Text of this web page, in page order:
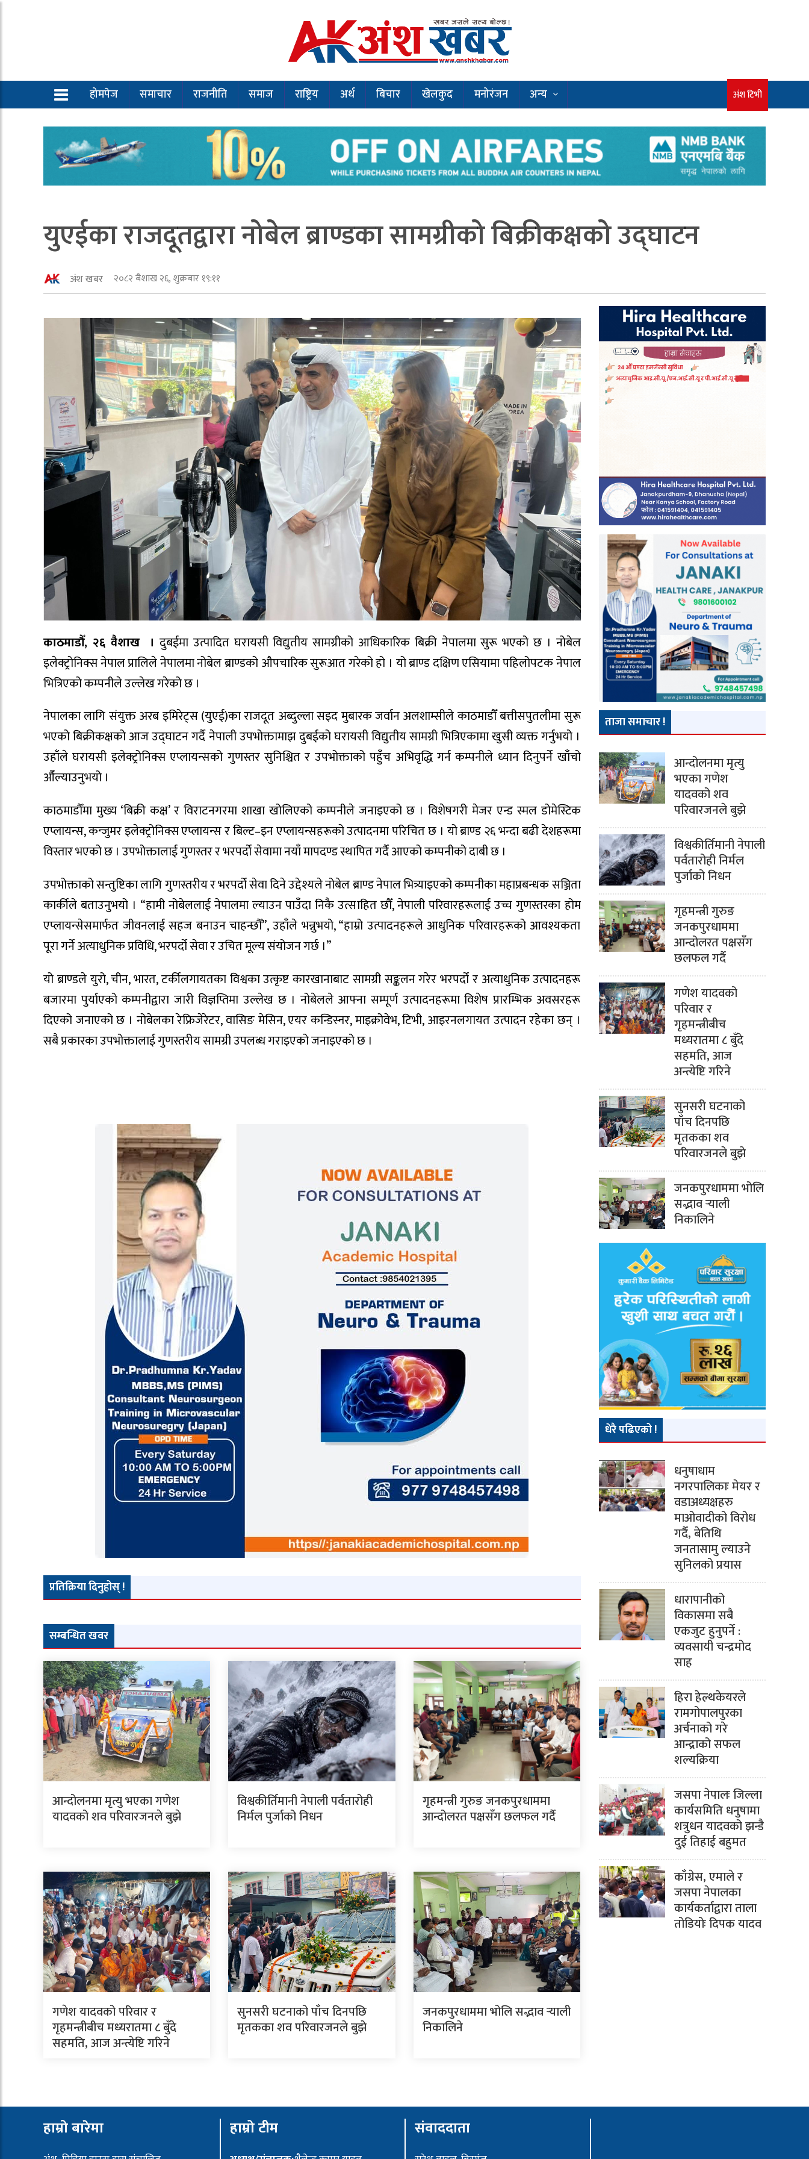
होमपेज समाचार राजनीति समाज राष्ट्रिय अर्थ बिचार खेलकुद मनोरंजन अन्य अंश टिभी
युएईका राजदूतद्वारा नोबेल ब्राण्डका सामग्रीको बिक्रीकक्षको उद्घाटन
अंश खबर २०८२ बैशाख २६, शुक्रबार १९:११
काठमाडौँ, २६ वैशाख । दुबईमा उत्पादित घरायसी विद्युतीय सामग्रीको आधिकारिक बिक्री नेपालमा सुरू भएको छ । नोबेल
इलेक्ट्रोनिक्स नेपाल प्रालिले नेपालमा नोबेल ब्राण्डको औपचारिक सुरूआत गरेको हो । यो ब्राण्ड दक्षिण एसियामा पहिलोपटक नेपाल
भित्रिएको कम्पनीले उल्लेख गरेको छ ।
नेपालका लागि संयुक्त अरब इमिरेट्स (युएई)का राजदूत अब्दुल्ला सइद मुबारक जर्वान अलशाम्सीले काठमाडौँ बत्तीसपुतलीमा सुरू
भएको बिक्रीकक्षको आज उद्घाटन गर्दै नेपाली उपभोक्तामाझ दुबईको घरायसी विद्युतीय सामग्री भित्रिएकामा खुसी व्यक्त गर्नुभयो ।
उहाँले घरायसी इलेक्ट्रोनिक्स एप्लायन्सको गुणस्तर सुनिश्चित र उपभोक्ताको पहुँच अभिवृद्धि गर्न कम्पनीले ध्यान दिनुपर्ने खाँचो
औँल्याउनुभयो ।
काठमाडौँमा मुख्य ‘बिक्री कक्ष’ र विराटनगरमा शाखा खोलिएको कम्पनीले जनाइएको छ । विशेषगरी मेजर एन्ड स्मल डोमेस्टिक
एप्लायन्स, कन्जुमर इलेक्ट्रोनिक्स एप्लायन्स र बिल्ट–इन एप्लायन्सहरूको उत्पादनमा परिचित छ । यो ब्राण्ड २६ भन्दा बढी देशहरूमा
विस्तार भएको छ । उपभोक्तालाई गुणस्तर र भरपर्दो सेवामा नयाँ मापदण्ड स्थापित गर्दै आएको कम्पनीको दाबी छ ।
उपभोक्ताको सन्तुष्टिका लागि गुणस्तरीय र भरपर्दो सेवा दिने उद्देश्यले नोबेल ब्राण्ड नेपाल भित्र्याइएको कम्पनीका महाप्रबन्धक सञ्जिता
कार्कीले बताउनुभयो । “हामी नोबेललाई नेपालमा ल्याउन पाउँदा निकै उत्साहित छौँ, नेपाली परिवारहरूलाई उच्च गुणस्तरका होम
एप्लायन्सेसमार्फत जीवनलाई सहज बनाउन चाहन्छौँ”, उहाँले भन्नुभयो, “हाम्रो उत्पादनहरूले आधुनिक परिवारहरूको आवश्यकता
पूरा गर्ने अत्याधुनिक प्रविधि, भरपर्दो सेवा र उचित मूल्य संयोजन गर्छ ।”
यो ब्राण्डले युरो, चीन, भारत, टर्कीलगायतका विश्वका उत्कृष्ट कारखानाबाट सामग्री सङ्कलन गरेर भरपर्दो र अत्याधुनिक उत्पादनहरू
बजारमा पुर्याएको कम्पनीद्वारा जारी विज्ञप्तिमा उल्लेख छ । नोबेलले आफ्ना सम्पूर्ण उत्पादनहरूमा विशेष प्रारम्भिक अवसरहरू
दिएको जनाएको छ । नोबेलका रेफ्रिजेरेटर, वासिङ मेसिन, एयर कन्डिस्नर, माइक्रोवेभ, टिभी, आइरनलगायत उत्पादन रहेका छन् ।
सबै प्रकारका उपभोक्तालाई गुणस्तरीय सामग्री उपलब्ध गराइएको जनाइएको छ ।
प्रतिक्रिया दिनुहोस् !
सम्बन्धित खवर
आन्दोलनमा मृत्यु भएका गणेश
यादवको शव परिवारजनले बुझे
विश्वकीर्तिमानी नेपाली पर्वतारोही
निर्मल पुर्जाको निधन
गृहमन्त्री गुरुङ जनकपुरधाममा
आन्दोलरत पक्षसँग छलफल गर्दै
गणेश यादवको परिवार र
गृहमन्त्रीबीच मध्यरातमा ८ बुँदे
सहमति, आज अन्त्येष्टि गरिने
सुनसरी घटनाको पाँच दिनपछि
मृतकका शव परिवारजनले बुझे
जनकपुरधाममा भोलि सद्भाव र्‍याली
निकालिने
ताजा समाचार !
आन्दोलनमा मृत्यु
भएका गणेश
यादवको शव
परिवारजनले बुझे
विश्वकीर्तिमानी नेपाली
पर्वतारोही निर्मल
पुर्जाको निधन
गृहमन्त्री गुरुङ
जनकपुरधाममा
आन्दोलरत पक्षसँग
छलफल गर्दै
गणेश यादवको
परिवार र
गृहमन्त्रीबीच
मध्यरातमा ८ बुँदे
सहमति, आज
अन्त्येष्टि गरिने
सुनसरी घटनाको
पाँच दिनपछि
मृतकका शव
परिवारजनले बुझे
जनकपुरधाममा भोलि
सद्भाव र्‍याली
निकालिने
धेरै पढिएको !
धनुषाधाम
नगरपालिकाः मेयर र
वडाअध्यक्षहरु
माओवादीको विरोध
गर्दै, बेतिथि
जनतासामु ल्याउने
सुनिलको प्रयास
धारापानीको
विकासमा सबै
एकजुट हुनुपर्ने :
व्यवसायी चन्द्रमोद
साह
हिरा हेल्थकेयरले
रामगोपालपुरका
अर्चनाको गरे
आन्द्राको सफल
शल्यक्रिया
जसपा नेपालः जिल्ला
कार्यसमिति धनुषामा
शत्रुधन यादवको झन्डै
दुई तिहाई बहुमत
काँग्रेस, एमाले र
जसपा नेपालका
कार्यकर्ताद्वारा ताला
तोडियोः दिपक यादव
हाम्रो बारेमा हाम्रो टीम संवाददाता